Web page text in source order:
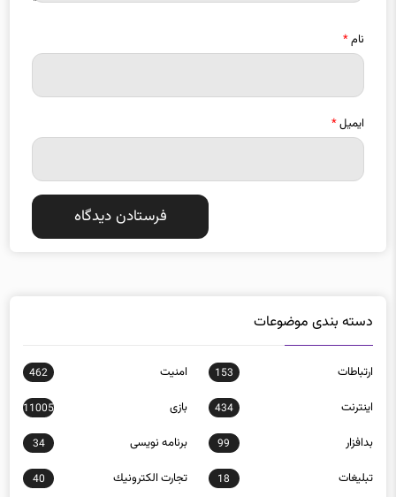
ایمیل*
ارتباطات
اينترنت 434 بازی 11005
بدافزار 99 برنامه نويسی 34
تبلیغات 18 تجارت الكترونيك 40
تکنولوژی 1457 خودرو 7125